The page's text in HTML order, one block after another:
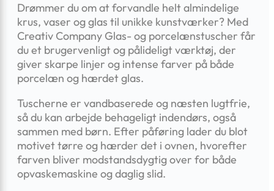
Drømmer du om at forvandle helt almindelige
krus, vaser og glas til unikke kunstværker? Med
Creativ Company Glas- og porcelænstuscher får
du et brugervenligt og pålideligt værktøj, der
giver skarpe linjer og intense farver på både
porcelæn og hærdet glas.
Tuscherne er vandbaserede og næsten lugtfrie,
så du kan arbejde behageligt indendørs, også
sammen med børn. Efter påføring lader du blot
motivet tørre og hærder det i ovnen, hvorefter
farven bliver modstandsdygtig over for både
opvaskemaskine og daglig slid.